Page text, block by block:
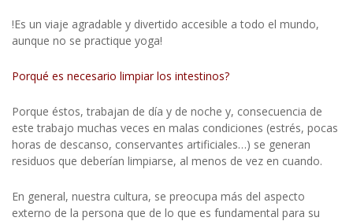
!Es un viaje agradable y divertido accesible a todo el mundo,
aunque no se practique yoga!
Porqué es necesario limpiar los intestinos?
Porque éstos, trabajan de día y de noche y, consecuencia de
este trabajo muchas veces en malas condiciones (estrés, pocas
horas de descanso, conservantes artificiales…) se generan
residuos que deberían limpiarse, al menos de vez en cuando.
En general, nuestra cultura, se preocupa más del aspecto
externo de la persona que de lo que es fundamental para su